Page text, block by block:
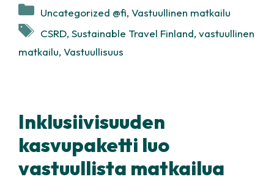
Kategoriat
Uncategorized @fi, Vastuullinen matkailu
Avainsanat
CSRD, Sustainable Travel Finland, vastuullinen
matkailu, Vastuullisuus
Inklusiivisuuden
kasvupaketti luo
vastuullista matkailua